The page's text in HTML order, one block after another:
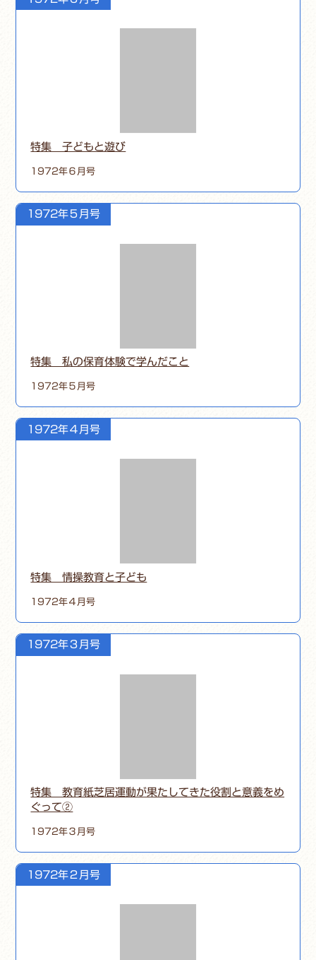
特集 子どもと遊び
1972年６月号
1972年５月号
特集 私の保育体験で学んだこと
1972年５月号
1972年４月号
特集 情操教育と子ども
1972年４月号
1972年３月号
特集 教育紙芝居運動が果たしてきた役割と意義をめ
ぐって②
1972年３月号
1972年２月号